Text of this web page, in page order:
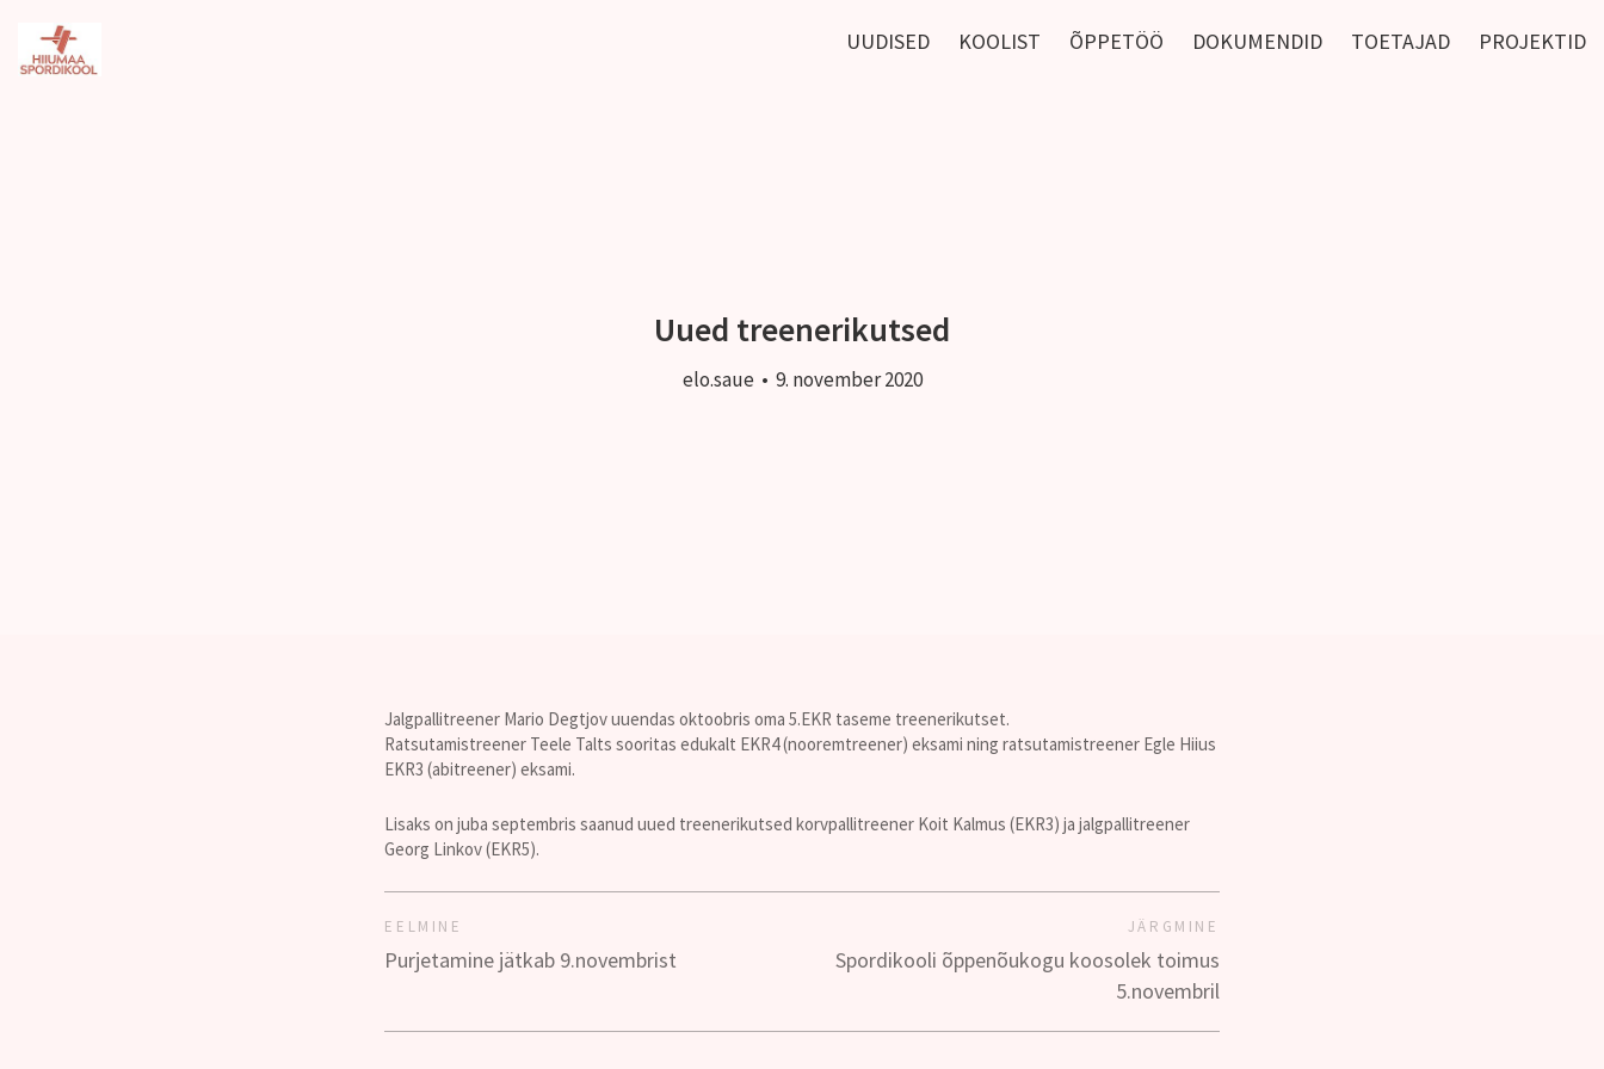
UUDISED KOOLIST ÕPPETÖÖ DOKUMENDID TOETAJAD PROJEKTID
Uued treenerikutsed
elo.saue • 9. november 2020
Jalgpallitreener Mario Degtjov uuendas oktoobris oma 5.EKR taseme treenerikutset.
Ratsutamistreener Teele Talts sooritas edukalt EKR4 (nooremtreener) eksami ning ratsutamistreener Egle Hiius
EKR3 (abitreener) eksami.
Lisaks on juba septembris saanud uued treenerikutsed korvpallitreener Koit Kalmus (EKR3) ja jalgpallitreener
Georg Linkov (EKR5).
EELMINE
Purjetamine jätkab 9.novembrist
JÄRGMINE
Spordikooli õppenõukogu koosolek toimus
5.novembril